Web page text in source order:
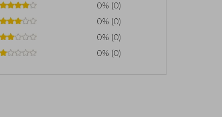
0% (0)
0% (0)
0% (0)
0% (0)